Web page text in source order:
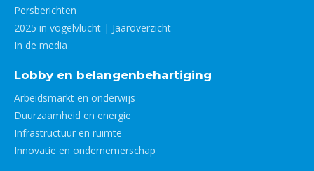
Persberichten
2025 in vogelvlucht | Jaaroverzicht
In de media
Lobby en belangenbehartiging
Arbeidsmarkt en onderwijs
Duurzaamheid en energie
Infrastructuur en ruimte
Innovatie en ondernemerschap